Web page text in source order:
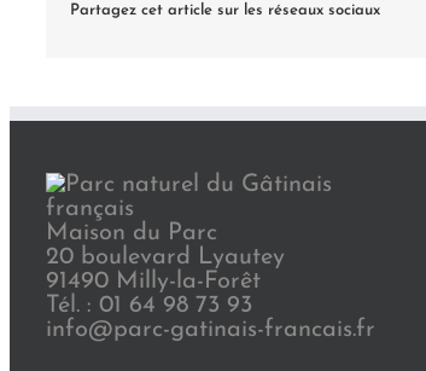
Partagez cet article sur les réseaux sociaux
Maison du Parc
20 boulevard Lyautey
91490 Milly-la-Forêt
Tél. : 01 64 98 73 93
info@parc-gatinais-francais.fr